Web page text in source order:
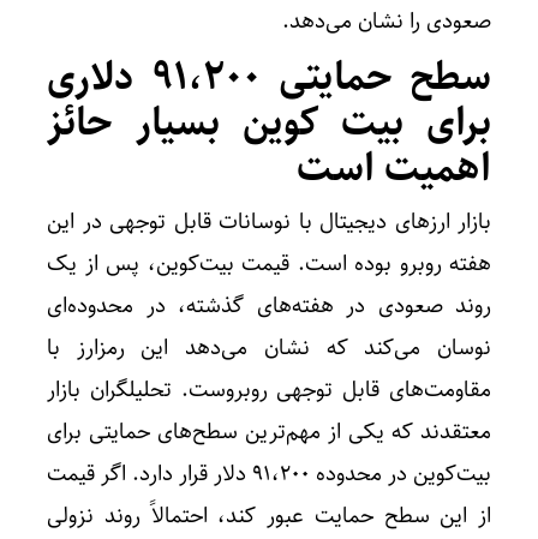
صعودی را نشان می‌دهد.
سطح حمایتی ۹۱،۲۰۰ دلاری
برای بیت‌ کوین بسیار حائز
اهمیت است
بازار ارزهای دیجیتال با نوسانات قابل توجهی در این
هفته روبرو بوده است. قیمت بیت‌کوین، پس از یک
روند صعودی در هفته‌های گذشته، در محدوده‌ای
نوسان می‌کند که نشان می‌دهد این رمزارز با
مقاومت‌های قابل توجهی روبروست. تحلیلگران بازار
معتقدند که یکی از مهم‌ترین سطح‌های حمایتی برای
بیت‌کوین در محدوده ۹۱،۲۰۰ دلار قرار دارد. اگر قیمت
از این سطح حمایت عبور کند، احتمالاً روند نزولی